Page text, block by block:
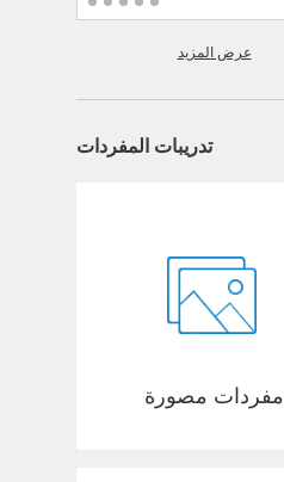
عرض المزيد
تدريبات المفردات
مفردات مصورة